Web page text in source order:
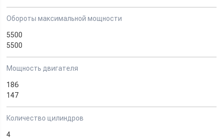
Обороты максимальной мощности
5500
5500
Мощность двигателя
186
147
Количество цилиндров
4